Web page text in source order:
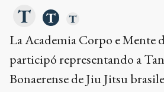
¿qué querés saber?
Dame un resumen
Ads